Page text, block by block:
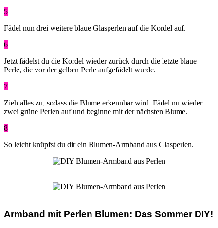
5
Fädel nun drei weitere blaue Glasperlen auf die Kordel auf.
6
Jetzt fädelst du die Kordel wieder zurück durch die letzte blaue
Perle, die vor der gelben Perle aufgefädelt wurde.
7
Zieh alles zu, sodass die Blume erkennbar wird. Fädel nu wieder
zwei grüne Perlen auf und beginne mit der nächsten Blume.
8
So leicht knüpfst du dir ein Blumen-Armband aus Glasperlen.
Armband mit Perlen Blumen: Das Sommer DIY!